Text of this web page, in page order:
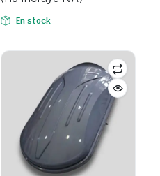
$350,00.
$290,00.
En stock